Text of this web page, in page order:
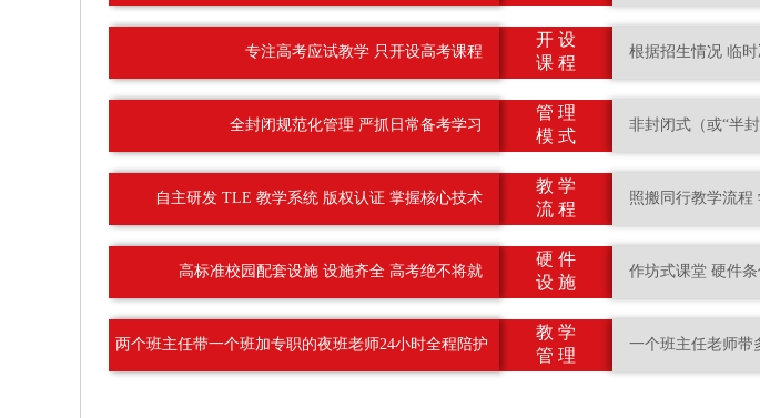
专注高考应试教学 只开设高考课程
全封闭规范化管理 严抓日常备考学习
自主研发 TLE 教学系统 版权认证 掌握核心技术
高标准校园配套设施 设施齐全 高考绝不将就
两个班主任带一个班加专职的夜班老师24小时全程陪护
开 设
课 程
管 理
模 式
教 学
流 程
硬 件
设 施
教 学
管 理
根据招生情况 临
非封闭式（或“半
照搬同行教学流程
作坊式课堂 硬件
一个班主任老师带